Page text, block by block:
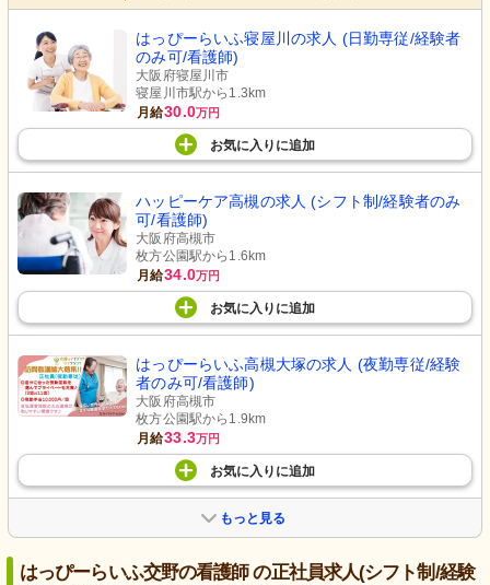
はっぴーらいふ寝屋川の求人 (日勤専従/経験者
のみ可/看護師)
大阪府寝屋川市
寝屋川市駅から1.3km
月給30.0万円
お気に入り に追加
ハッピーケア高槻の求人 (シフト制/経験者のみ
可/看護師)
大阪府高槻市
枚方公園駅から1.6km
月給34.0万円
お気に入り に追加
はっぴーらいふ高槻大塚の求人 (夜勤専従/経験
者のみ可/看護師)
大阪府高槻市
枚方公園駅から1.9km
月給33.3万円
お気に入り に追加
もっと見る
はっぴーらいふ交野の看護師 の正社員求人(シフト制/経験